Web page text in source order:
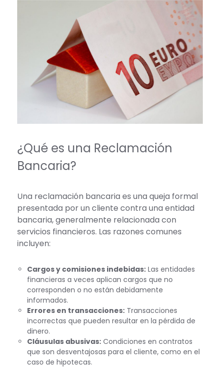
¿Qué es una Reclamación
Bancaria?
Una reclamación bancaria es una queja formal
presentada por un cliente contra una entidad
bancaria, generalmente relacionada con
servicios financieros. Las razones comunes
incluyen:
Cargos y comisiones indebidas: Las entidades
financieras a veces aplican cargos que no
corresponden o no están debidamente
informados.
Errores en transacciones: Transacciones
incorrectas que pueden resultar en la pérdida de
dinero.
Cláusulas abusivas: Condiciones en contratos
que son desventajosas para el cliente, como en el
caso de hipotecas.